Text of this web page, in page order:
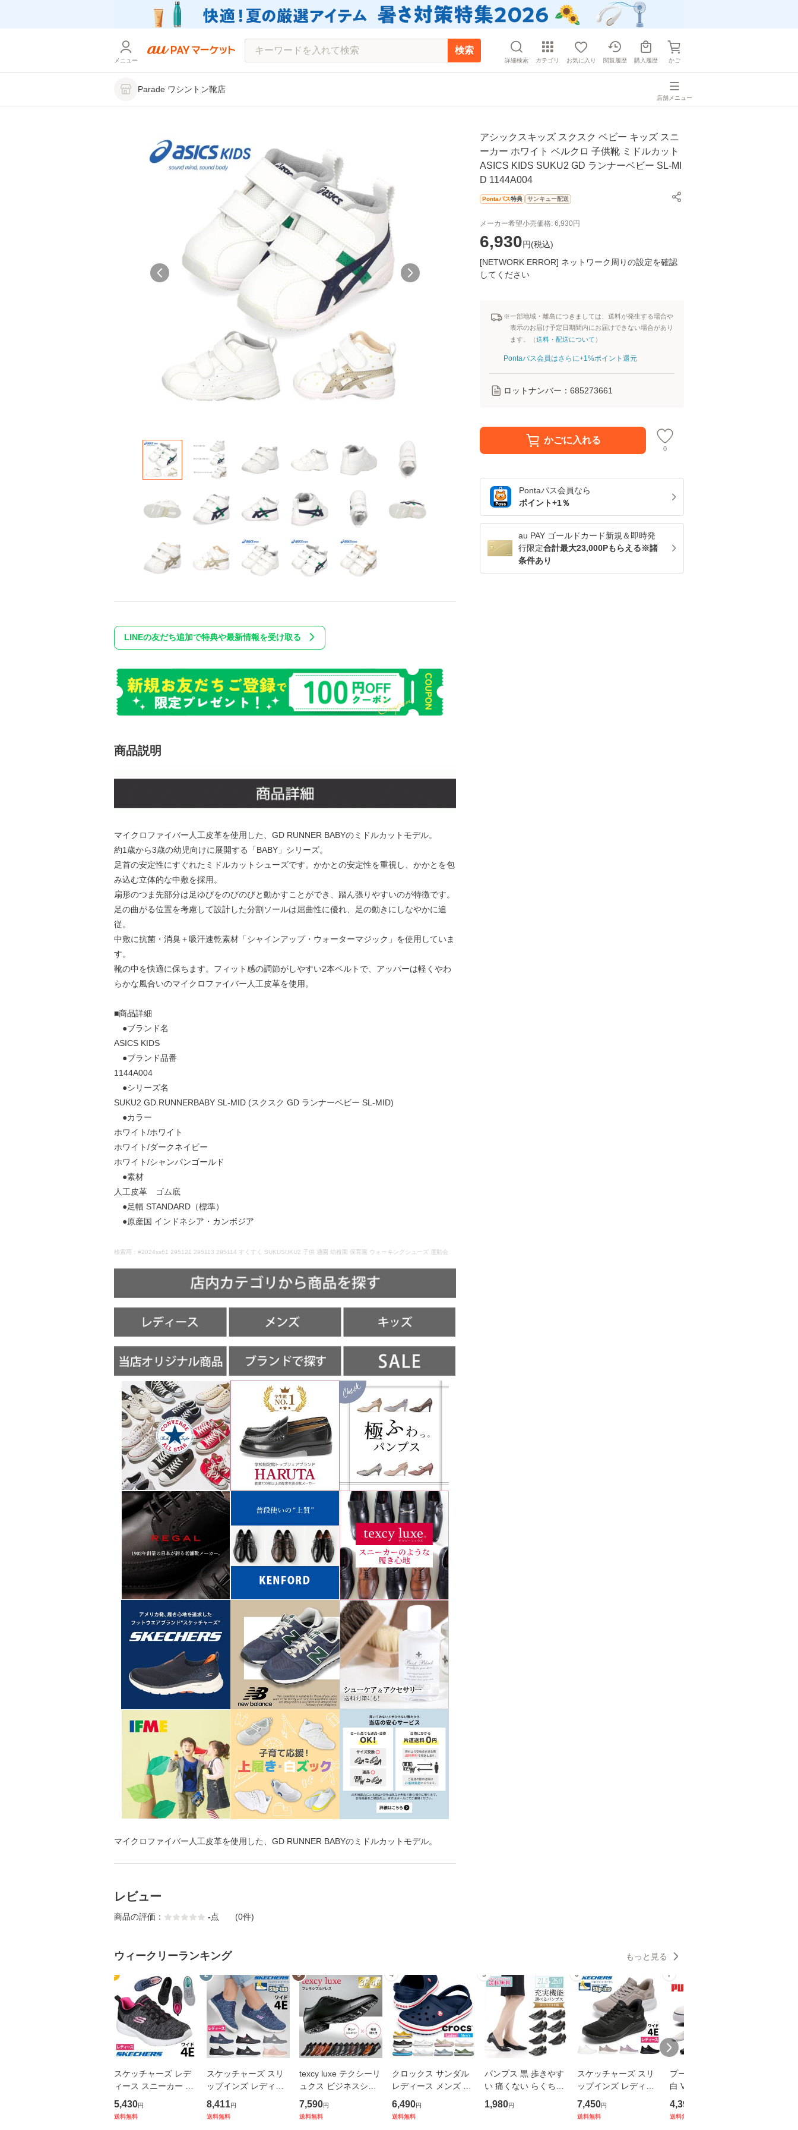
メニュー
検索
詳細検索 カテゴリ お気に入り 閲覧履歴 購入履歴 かご
Parade ワシントン靴店
店舗メニュー
アシックスキッズ スクスク ベビー キッズ スニ
ーカー ホワイト ベルクロ 子供靴 ミドルカット
ASICS KIDS SUKU2 GD ランナーベビー SL-MI
D 1144A004
Pontaパス特典 サンキュー配送
メーカー希望小売価格: 6,930円
6,930円(税込)
[NETWORK ERROR] ネットワーク周りの設定を確認
してください
※一部地域・離島につきましては、送料が発生する場合や
表示のお届け予定日期間内にお届けできない場合があり
ます。（送料・配送について ）
Pontaパス会員はさらに+1%ポイント還元
ロットナンバー： 685273661
かごに入れる
0
Pontaパス会員なら
ポイント+1％
au PAY ゴールドカード新規＆即時発
行限定合計最大23,000Pもらえる※諸
条件あり
LINEの友だち追加で特典や最新情報を受け取る
商品説明
マイクロファイバー人工皮革を使用した、GD RUNNER BABYのミドルカットモデル。
約1歳から3歳の幼児向けに展開する「BABY」シリーズ。
足首の安定性にすぐれたミドルカットシューズです。かかとの安定性を重視し、かかとを包
み込む立体的な中敷を採用。
扇形のつま先部分は足ゆびをのびのびと動かすことができ、踏ん張りやすいのが特徴です。
足の曲がる位置を考慮して設計した分割ソールは屈曲性に優れ、足の動きにしなやかに追
従。
中敷に抗菌・消臭＋吸汗速乾素材「シャインアップ・ウォーターマジック」を使用していま
す。
靴の中を快適に保ちます。フィット感の調節がしやすい2本ベルトで、アッパーは軽くやわ
らかな風合いのマイクロファイバー人工皮革を使用。
■商品詳細
●ブランド名
ASICS KIDS
●ブランド品番
1144A004
●シリーズ名
SUKU2 GD.RUNNERBABY SL-MID (スクスク GD ランナーベビー SL-MID)
●カラー
ホワイト/ホワイト
ホワイト/ダークネイビー
ホワイト/シャンパンゴールド
●素材
人工皮革 ゴム底
●足幅 STANDARD（標準）
●原産国 インドネシア・カンボジア
検索用：#2024ss61 295121 295113 295114 すくすく SUKUSUKU2 子供 通園 幼稚園 保育園 ウォーキングシューズ 運動会
マイクロファイバー人工皮革を使用した、GD RUNNER BABYのミドルカットモデル。
レビュー
商品の評価： -点 (0件)
ウィークリーランキング もっと見る
1
スケッチャーズ レデ
ィース スニーカー 靴
ダイナマイト 2.0 イン
ア フラッシュ 12965
W ワイド幅 ゴム紐 紐
5,430円
送料無料
2
スケッチャーズ スリ
ップインズ レディー
ス サミッツ 幅広 4E
ダズリングヘイズ 149
937W スリッポン ス
8,411円
送料無料
3
texcy luxe テクシーリ
ュクス ビジネスシュ
ーズ 7010 メンズ 本
革 革靴 幅広 甲高 3E
4E 黒 ストレートチッ
7,590円
送料無料
4
クロックス サンダル
レディース メンズ ク
ロックバンド クロッ
グ Crocband Clog 11
016 おしゃれ 柔らか
6,490円
送料無料
5
パンプス 黒 歩きやす
い 痛くない らくちん
ビジネス フォーマル
ローヒール 3E 選べる
1,980円
6
スケッチャーズ スリ
ップインズ レディー
ス ワイド 幅広 4E ス
ニーカー 黒 スリッポ
ン SKECHERS Slip-in
7,450円
送料無料
7
プーマ スニーカー 黒
白 V コート バルク レ
ディース メンズ PUM
A シンプル 通勤 通学
クッション V Court V
4,390
送料無料